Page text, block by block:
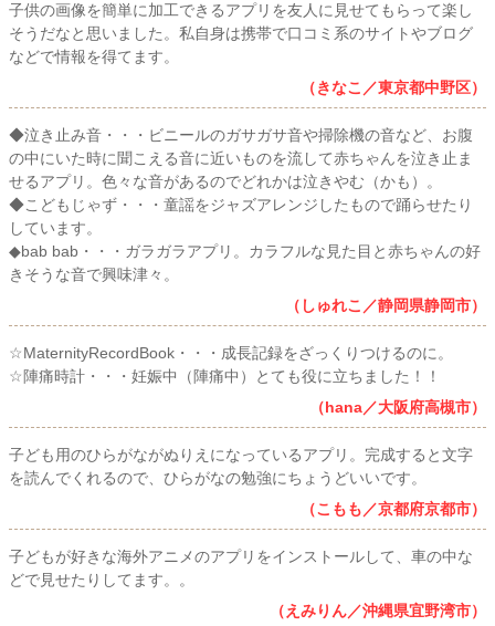
子供の画像を簡単に加工できるアプリを友人に見せてもらって楽し
そうだなと思いました。私自身は携帯で口コミ系のサイトやブログ
などで情報を得てます。
（きなこ／東京都中野区）
◆泣き止み音・・・ビニールのガサガサ音や掃除機の音など、お腹
の中にいた時に聞こえる音に近いものを流して赤ちゃんを泣き止ま
せるアプリ。色々な音があるのでどれかは泣きやむ（かも）。
◆こどもじゃず・・・童謡をジャズアレンジしたもので踊らせたり
しています。
◆bab bab・・・ガラガラアプリ。カラフルな見た目と赤ちゃんの好
きそうな音で興味津々。
（しゅれこ／静岡県静岡市）
☆MaternityRecordBook・・・成長記録をざっくりつけるのに。
☆陣痛時計・・・妊娠中（陣痛中）とても役に立ちました！！
（hana／大阪府高槻市）
子ども用のひらがながぬりえになっているアプリ。完成すると文字
を読んでくれるので、ひらがなの勉強にちょうどいいです。
（こもも／京都府京都市）
子どもが好きな海外アニメのアプリをインストールして、車の中な
どで見せたりしてます。。
（えみりん／沖縄県宜野湾市）